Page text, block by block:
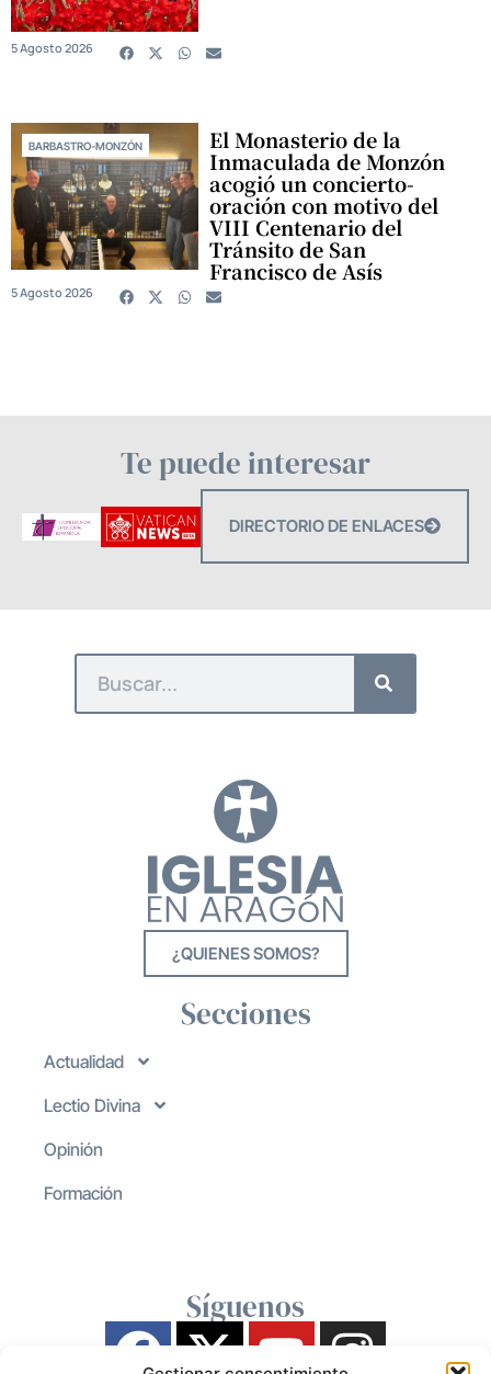
5 Agosto 2026
BARBASTRO-MONZÓN El Monasterio de la
Inmaculada de Monzón
acogió un concierto-
oración con motivo del
VIII Centenario del
Tránsito de San
Francisco de Asís
5 Agosto 2026
Te puede interesar
DIRECTORIO DE ENLACES
¿QUIENES SOMOS?
Secciones
Actualidad
Lectio Divina
Opinión
Formación
Síguenos